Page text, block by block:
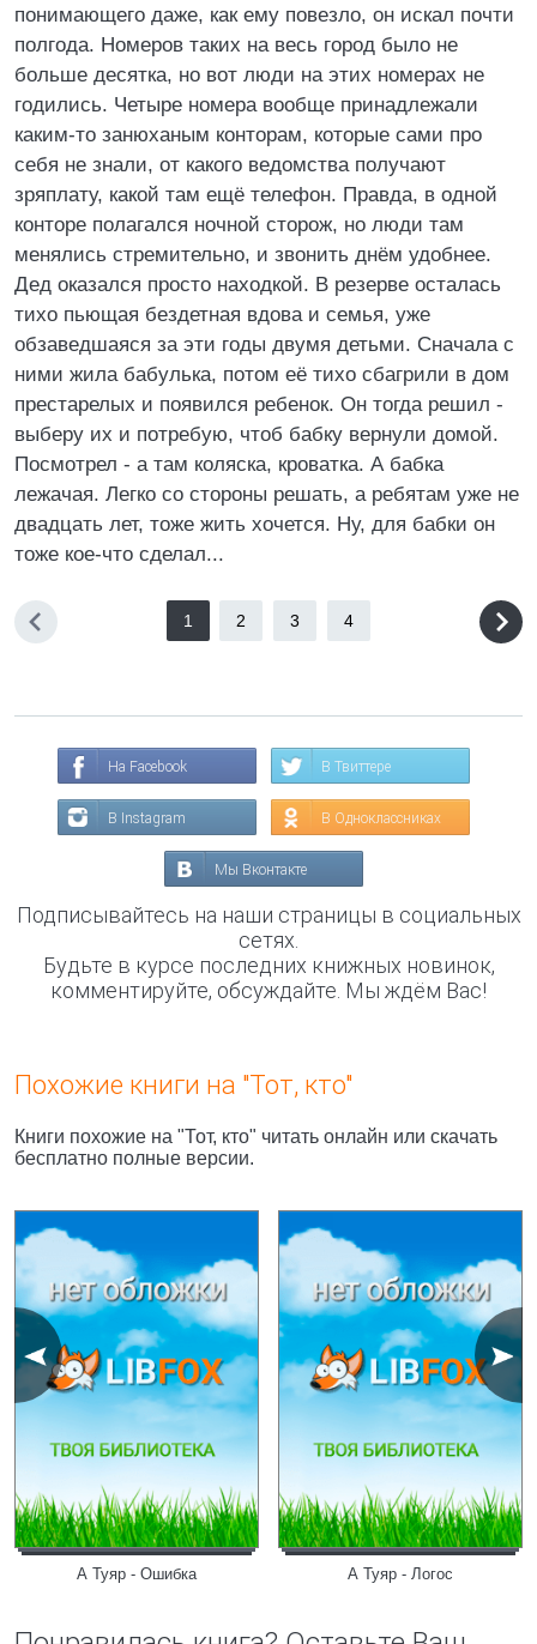
понимающего даже, как ему повезло, он искал почти
полгода. Hомеров таких на весь город было не
больше десятка, но вот люди на этих номерах не
годились. Четыре номера вообще принадлежали
каким-то занюханым конторам, которые сами про
себя не знали, от какого ведомства получают
зряплату, какой там ещё телефон. Правда, в одной
конторе полагался ночной сторож, но люди там
менялись стремительно, и звонить днём удобнее.
Дед оказался просто находкой. В резерве осталась
тихо пьющая бездетная вдова и семья, уже
обзаведшаяся за эти годы двумя детьми. Сначала с
ними жила бабулька, потом её тихо сбагрили в дом
престарелых и появился ребенок. Он тогда решил -
выберу их и потребую, чтоб бабку вернули домой.
Посмотрел - а там коляска, кроватка. А бабка
лежачая. Легко со стороны решать, а ребятам уже не
двадцать лет, тоже жить хочется. Hу, для бабки он
тоже кое-что сделал...
1 2 3 4
На Facebook В Твиттере
В Instagram В Одноклассниках
Мы Вконтакте
Подписывайтесь на наши страницы в социальных
сетях.
Будьте в курсе последних книжных новинок,
комментируйте, обсуждайте. Мы ждём Вас!
Похожие книги на "Тот, кто"
Книги похожие на "Тот, кто" читать онлайн или скачать
бесплатно полные версии.
А Туяр - Ошибка А Туяр - Логос